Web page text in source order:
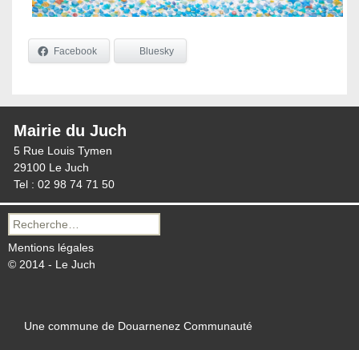
Facebook Bluesky
Mairie du Juch
5 Rue Louis Tymen
29100 Le Juch
Tel : 02 98 74 71 50
Recherche
pour :
Mentions légales
© 2014 - Le Juch
Une commune de Douarnenez Communauté